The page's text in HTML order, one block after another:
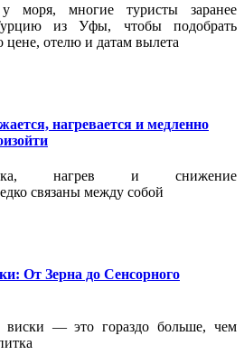
моря, многие туристы заранее
из Уфы, чтобы подобрать
отелю и датам вылета
нагревается и медленно
нагрев и снижение
связаны между собой
От Зерна до Сенсорного
— это гораздо больше, чем